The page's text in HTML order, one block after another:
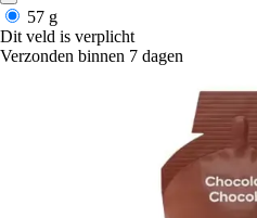
57 g
Dit veld is verplicht
Verzonden binnen 7 dagen